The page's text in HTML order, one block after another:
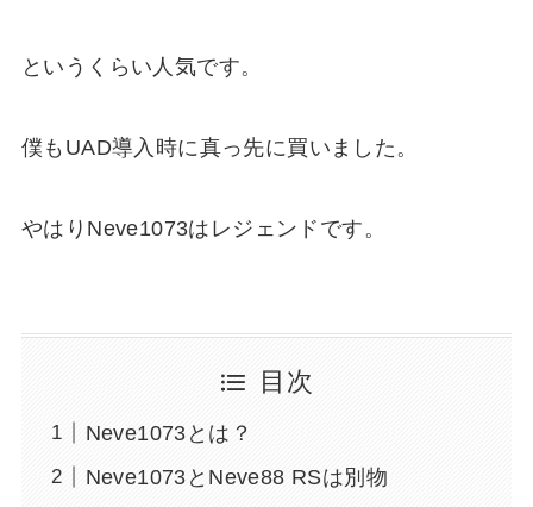
というくらい人気です。
僕もUAD導入時に真っ先に買いました。
やはりNeve1073はレジェンドです。
目次
Neve1073とは？
Neve1073とNeve88 RSは別物